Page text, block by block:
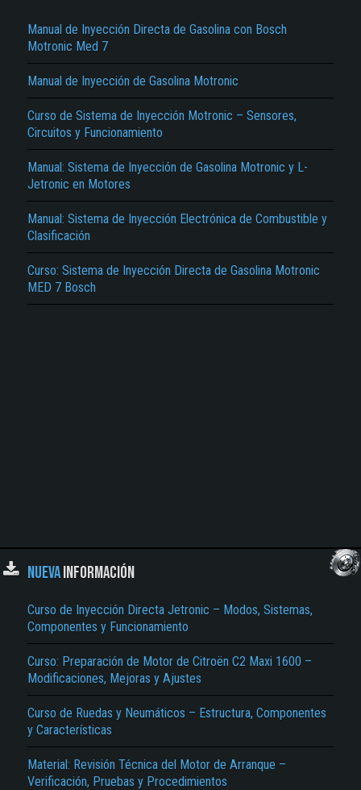
Manual de Inyección Directa de Gasolina con Bosch
Motronic Med 7
Manual de Inyección de Gasolina Motronic
Curso de Sistema de Inyección Motronic – Sensores,
Circuitos y Funcionamiento
Manual: Sistema de Inyección de Gasolina Motronic y L-
Jetronic en Motores
Manual: Sistema de Inyección Electrónica de Combustible y
Clasificación
Curso: Sistema de Inyección Directa de Gasolina Motronic
MED 7 Bosch
NUEVAINFORMACIÓN
Curso de Inyección Directa Jetronic – Modos, Sistemas,
Componentes y Funcionamiento
Curso: Preparación de Motor de Citroën C2 Maxi 1600 –
Modificaciones, Mejoras y Ajustes
Curso de Ruedas y Neumáticos – Estructura, Componentes
y Características
Material: Revisión Técnica del Motor de Arranque –
Verificación, Pruebas y Procedimientos
El Título es incorrecto según el contenido.
Texto o Imagen de portada son erróneos.
Reportar otro tipo de error...